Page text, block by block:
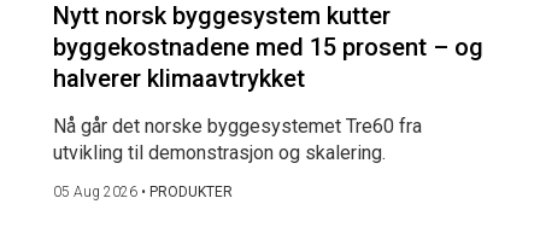
Nytt norsk byggesystem kutter
byggekostnadene med 15 prosent – og
halverer klimaavtrykket
Nå går det norske byggesystemet Tre60 fra
utvikling til demonstrasjon og skalering.
05 Aug 2026 • PRODUKTER